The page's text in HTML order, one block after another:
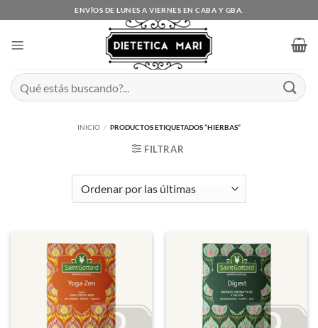
al
ENVÍOS DE LUNES A VIERNES EN CABA Y GBA.
Buscar
por:
INICIO / PRODUCTOS ETIQUETADOS “HIERBAS”
FILTRAR